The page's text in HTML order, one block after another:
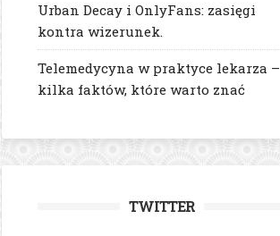
Urban Decay i OnlyFans: zasięgi
kontra wizerunek.
Telemedycyna w praktyce lekarza –
kilka faktów, które warto znać
TWITTER